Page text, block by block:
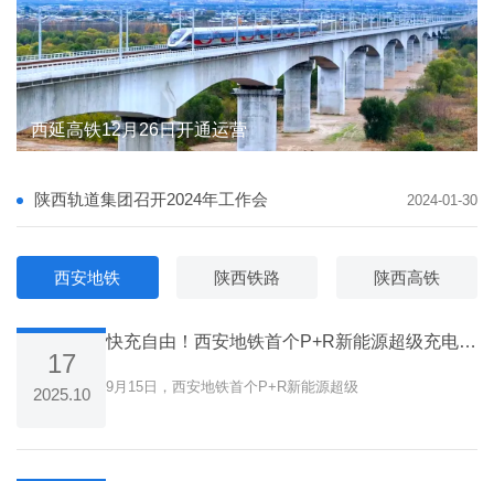
陕西轨道集团与省邮政管理局携手推进“轨道交通+邮政快递”融合发展
陕西轨道集团督导宝麟铁路公司安全生产与防汛备汛
陕西轨道交通集团有限公司 主要负责人及安全生产管理人员安全教育专题培训班圆满完成
西延高铁12月26日开通运营
陕西轨道集团举行学习贯彻党的二十届四中全会精神宣讲报告会
陕西轨道集团与省邮政管理局携手推进“轨道交通+邮政快递”融合发展
陕西轨道集团督导宝麟铁路公司安全生产与防汛备汛
陕西轨道集团召开2024年工作会 2024-01-30
西安地铁 陕西铁路 陕西高铁
17
2025.10
快充自由！西安地铁首个P+R新能源超级充电站开业试运营
9月15日，西安地铁首个P+R新能源超级